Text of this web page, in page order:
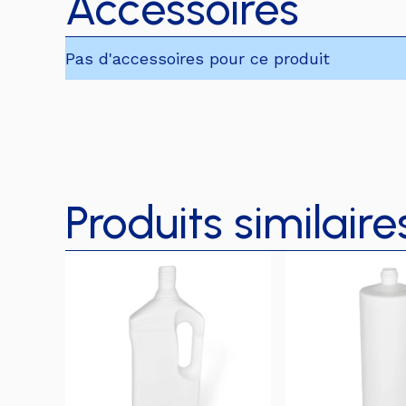
Pas d'accessoires pour ce produit
Produits